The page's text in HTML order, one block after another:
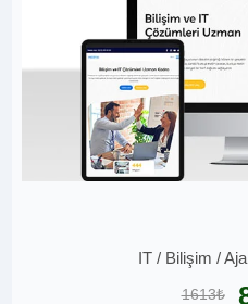
IT / Bilişim /
1613₺